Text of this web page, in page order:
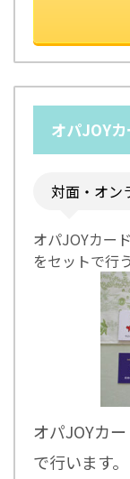
オパJOY
対面・オン
オパJOYカー
をセットで行
オパJOYカ
で行います。